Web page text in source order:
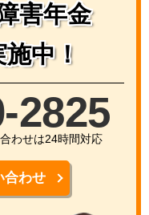
害年金
施中！
2825
わせは24時間対応
合わせ